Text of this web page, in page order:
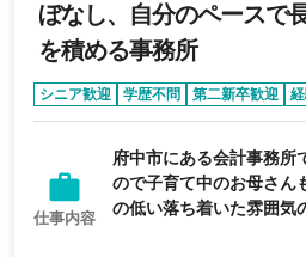
ぼなし、自分のペースで
を積める事務所
シニア歓迎 学歴不問 第二新卒歓迎
資格受験者歓迎
仕事内容
府中市にある会計事務所
ので子育て中のお母さん
の低い落ち着いた雰囲気